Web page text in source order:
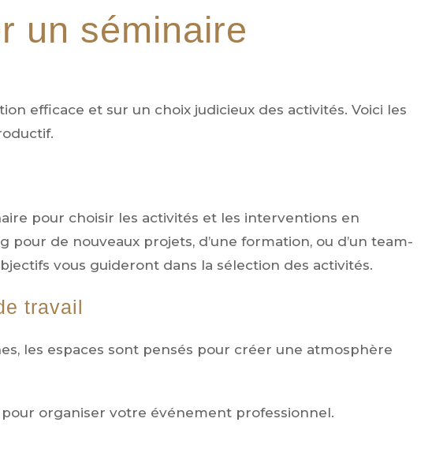
un séminaire
efficace et sur un choix judicieux des activités. Voici les
pour choisir les activités et les interventions en
pour de nouveaux projets, d’une formation, ou d’un team-
vous guideront dans la sélection des activités.
travail
les espaces sont pensés pour créer une atmosphère
organiser votre événement professionnel.